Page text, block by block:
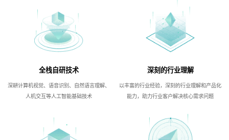
全栈自研技术
深耕计算机视觉、语音识别、自然语言理解、
人机交互等人工智能基础技术
深刻的行业理解
以丰富的行业经验，深刻的行业理解和产品化
能力，助力行业客户解决核心需求问题